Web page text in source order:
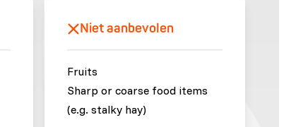
Niet aanbevolen
Fruits
Sharp or coarse food items
(e.g. stalky hay)